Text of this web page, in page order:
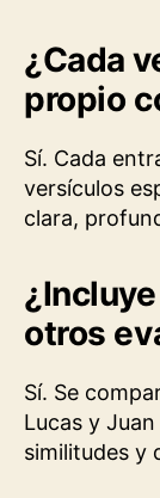
¿Cada
propio
Sí. Cada
versículos
clara,
otros
Sí. Se
Lucas y
similitudes y